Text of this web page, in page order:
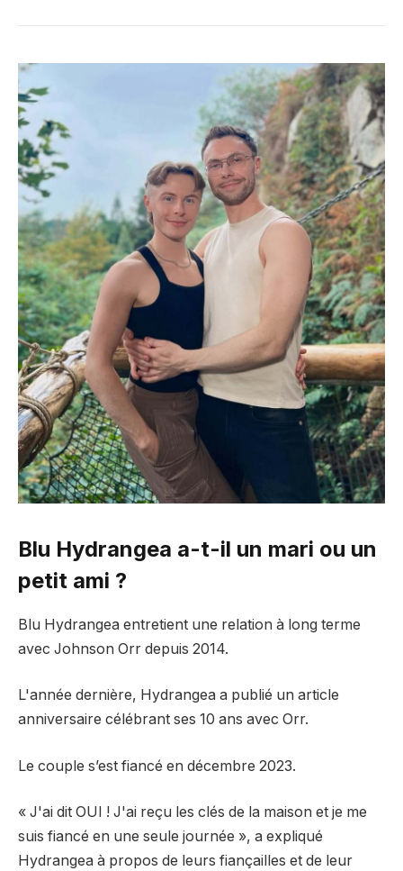
Blu Hydrangea a-t-il un mari ou un
petit ami ?
Blu Hydrangea entretient une relation à long terme
avec Johnson Orr depuis 2014.
L'année dernière, Hydrangea a publié un article
anniversaire célébrant ses 10 ans avec Orr.
Le couple s’est fiancé en décembre 2023.
« J'ai dit OUI ! J'ai reçu les clés de la maison et je me
suis fiancé en une seule journée », a expliqué
Hydrangea à propos de leurs fiançailles et de leur